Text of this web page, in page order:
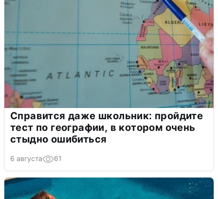
Справится даже школьник: пройдите
тест по географии, в котором очень
стыдно ошибиться
6 августа 61